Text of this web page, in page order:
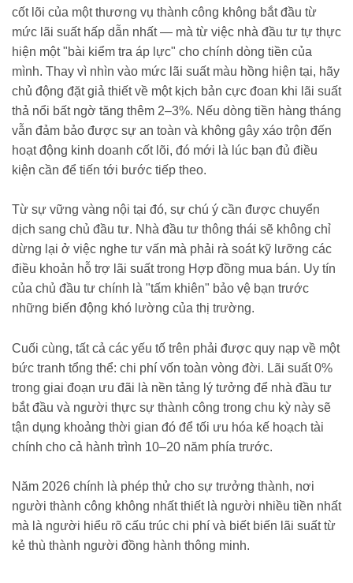
cốt lõi của một thương vụ thành công không bắt đầu từ
mức lãi suất hấp dẫn nhất — mà từ việc nhà đầu tư tự thực
hiện một "bài kiểm tra áp lực" cho chính dòng tiền của
mình. Thay vì nhìn vào mức lãi suất màu hồng hiện tại, hãy
chủ động đặt giả thiết về một kịch bản cực đoan khi lãi suất
thả nổi bất ngờ tăng thêm 2–3%. Nếu dòng tiền hàng tháng
vẫn đảm bảo được sự an toàn và không gây xáo trộn đến
hoạt động kinh doanh cốt lõi, đó mới là lúc bạn đủ điều
kiện cần để tiến tới bước tiếp theo.
Từ sự vững vàng nội tại đó, sự chú ý cần được chuyển
dịch sang chủ đầu tư. Nhà đầu tư thông thái sẽ không chỉ
dừng lại ở việc nghe tư vấn mà phải rà soát kỹ lưỡng các
điều khoản hỗ trợ lãi suất trong Hợp đồng mua bán. Uy tín
của chủ đầu tư chính là "tấm khiên" bảo vệ bạn trước
những biến động khó lường của thị trường.
Cuối cùng, tất cả các yếu tố trên phải được quy nạp về một
bức tranh tổng thể: chi phí vốn toàn vòng đời. Lãi suất 0%
trong giai đoạn ưu đãi là nền tảng lý tưởng để nhà đầu tư
bắt đầu và người thực sự thành công trong chu kỳ này sẽ
tận dụng khoảng thời gian đó để tối ưu hóa kế hoạch tài
chính cho cả hành trình 10–20 năm phía trước.
Năm 2026 chính là phép thử cho sự trưởng thành, nơi
người thành công không nhất thiết là người nhiều tiền nhất
mà là người hiểu rõ cấu trúc chi phí và biết biến lãi suất từ
kẻ thù thành người đồng hành thông minh.